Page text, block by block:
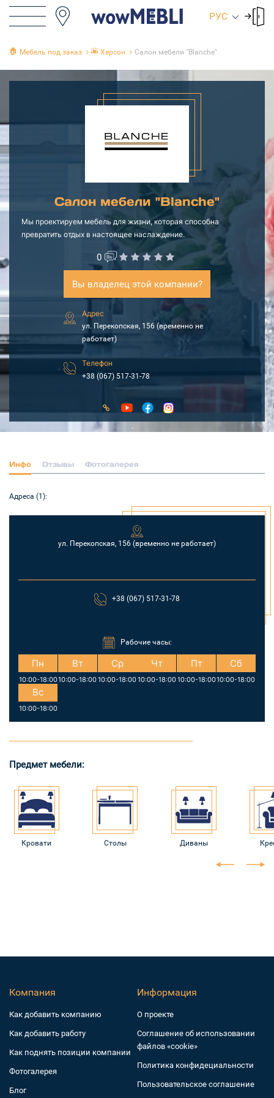
РУС
🏠 Мебель под заказ 🌇 Херсон Салон мебели "Blanche"
Салон мебели "Blanche"
Мы проектируем мебель для жизни, которая способна
превратить отдых в настоящее наслаждение.
0
Вы владелец этой компании?
Адрес
ул. Перекопская, 156 (временно не
работает)
Телефон
+38 (067) 517-31-78
Инфо Отзывы Фотогалерея
Адреса (1):
ул. Перекопская, 156 (временно не работает)
+38 (067) 517-31-78
Рабочие часы:
Пн
10:00-18:00
Вт
10:00-18:00
Ср
10:00-18:00
Чт
10:00-18:00
Пт
10:00-18:00
Сб
10:00-18:00
Вс
10:00-18:00
Предмет мебели:
Кровати Столы Диваны
Компания
Как добавить компанию
Как добавить работу
Как поднять позиции компании
Фотогалерея
Блог
Информация
О проекте
Соглашение об использовании
файлов «cookie»
Политика конфидециальности
Пользовательское соглашение